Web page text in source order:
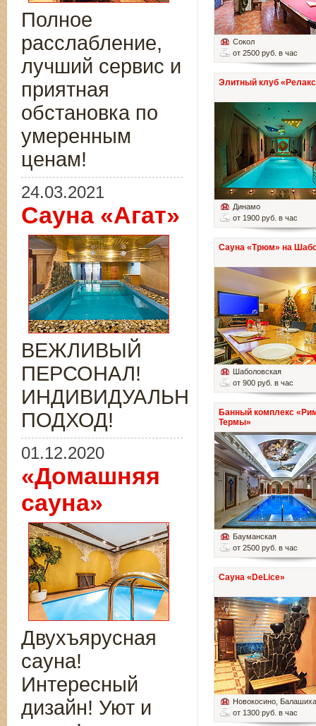
Сокол
от 2500 руб. в час
Элитный клуб
Динамо
от 1900 руб. в час
Сауна «Трюм» на
Шаболовская
от 900 руб. в час
Банный комплекс
Термы»
Бауманская
от 2500 руб. в час
Сауна «DeLice»
Новокосино , Балашиха
от 1300 руб. в час
Полное
расслабление,
лучший сервис и
приятная
обстановка по
умеренным
ценам!
24.03.2021
Сауна «Агат»
ВЕЖЛИВЫЙ
ПЕРСОНАЛ!
ИНДИВИДУАЛЬНЫЙ
ПОДХОД!
01.12.2020
«Домашняя
сауна»
Двухъярусная
сауна!
Интересный
дизайн! Уют и